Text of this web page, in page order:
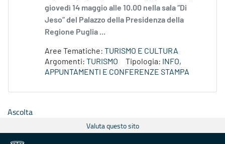
giovedì 14 maggio alle 10.00 nella sala “Di
Jeso” del Palazzo della Presidenza della
Regione Puglia ...
Aree Tematiche: TURISMO E CULTURA
Argomenti: TURISMO Tipologia:
INFO,
APPUNTAMENTI E CONFERENZE STAMPA
Ascolta
Valuta questo sito